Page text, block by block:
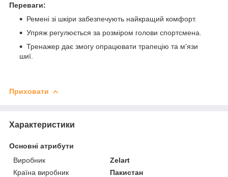
Переваги:
Ремені зі шкіри забезпечують найкращий комфорт.
Упряж регулюється за розміром голови спортсмена.
Тренажер дає змогу опрацювати трапецію та м'язи
шиї.
Приховати
Характеристики
Основні атрибути
Виробник
Zelart
Країна виробник
Пакистан